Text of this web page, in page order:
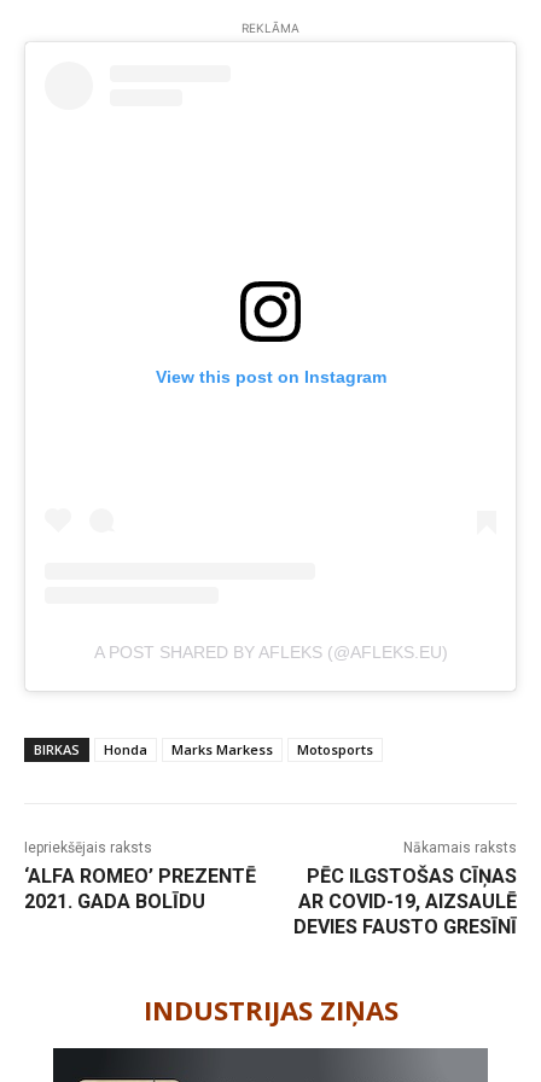
REKLĀMA
View this post on Instagram
A POST SHARED BY AFLEKS (@AFLEKS.EU)
BIRKAS Honda Marks Markess Motosports
Iepriekšējais raksts
‘ALFA ROMEO’ PREZENTĒ
2021. GADA BOLĪDU
Nākamais raksts
PĒC ILGSTOŠAS CĪŅAS
AR COVID-19, AIZSAULĒ
DEVIES FAUSTO GRESĪNĪ
INDUSTRIJAS ZIŅAS